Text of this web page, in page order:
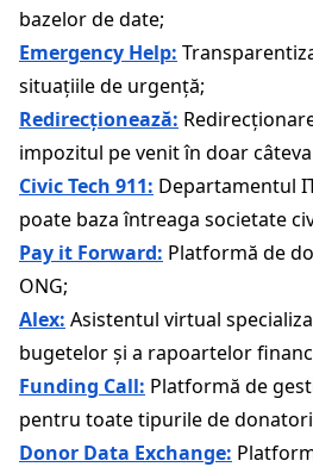
bazelor de date;
Emergency Help:
situațiile de urgență;
Redirecționează:
impozitul pe venit în doar
Civic Tech 911: Departamentul
poate baza întreaga societate
Pay it Forward: Platformă de
ONG;
Alex: Asistentul virtual
bugetelor și a rapoartelor
Funding Call: Platformă de
pentru toate tipurile de
Donor Data Exchange: